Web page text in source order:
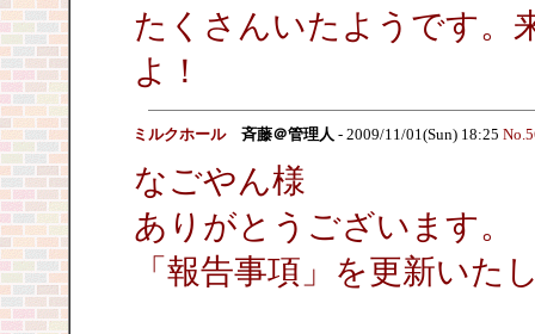
たくさんいたようです。
よ！
ミルクホール 斉藤＠管理人 - 2009/11/01(Sun) 18:25
なごやん様
ありがとうございます。
「報告事項」を更新いた